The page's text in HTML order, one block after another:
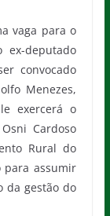
vaga para o
ex-deputado
convocado
Menezes,
exercerá o
Cardoso
Rural do
para assumir
da gestão do